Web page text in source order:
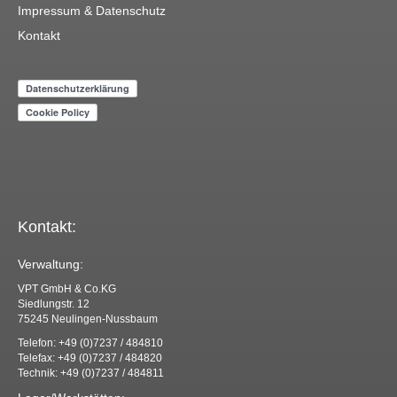
Impressum & Datenschutz
Kontakt
Kontakt:
Verwaltung:
VPT GmbH & Co.KG
Siedlungstr. 12
75245 Neulingen-Nussbaum
Telefon: +49 (0)7237 / 484810
Telefax: +49 (0)7237 / 484820
Technik: +49 (0)7237 / 484811